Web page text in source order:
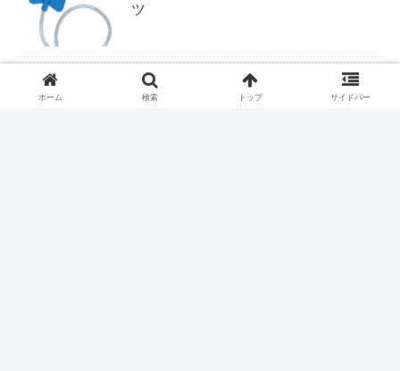
ツ
ついにくるか医学部定員削減
ホーム 検索 トップ サイドバー